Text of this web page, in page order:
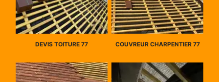
DEVIS TOITURE 77 COUVREUR CHARPENTIER 77